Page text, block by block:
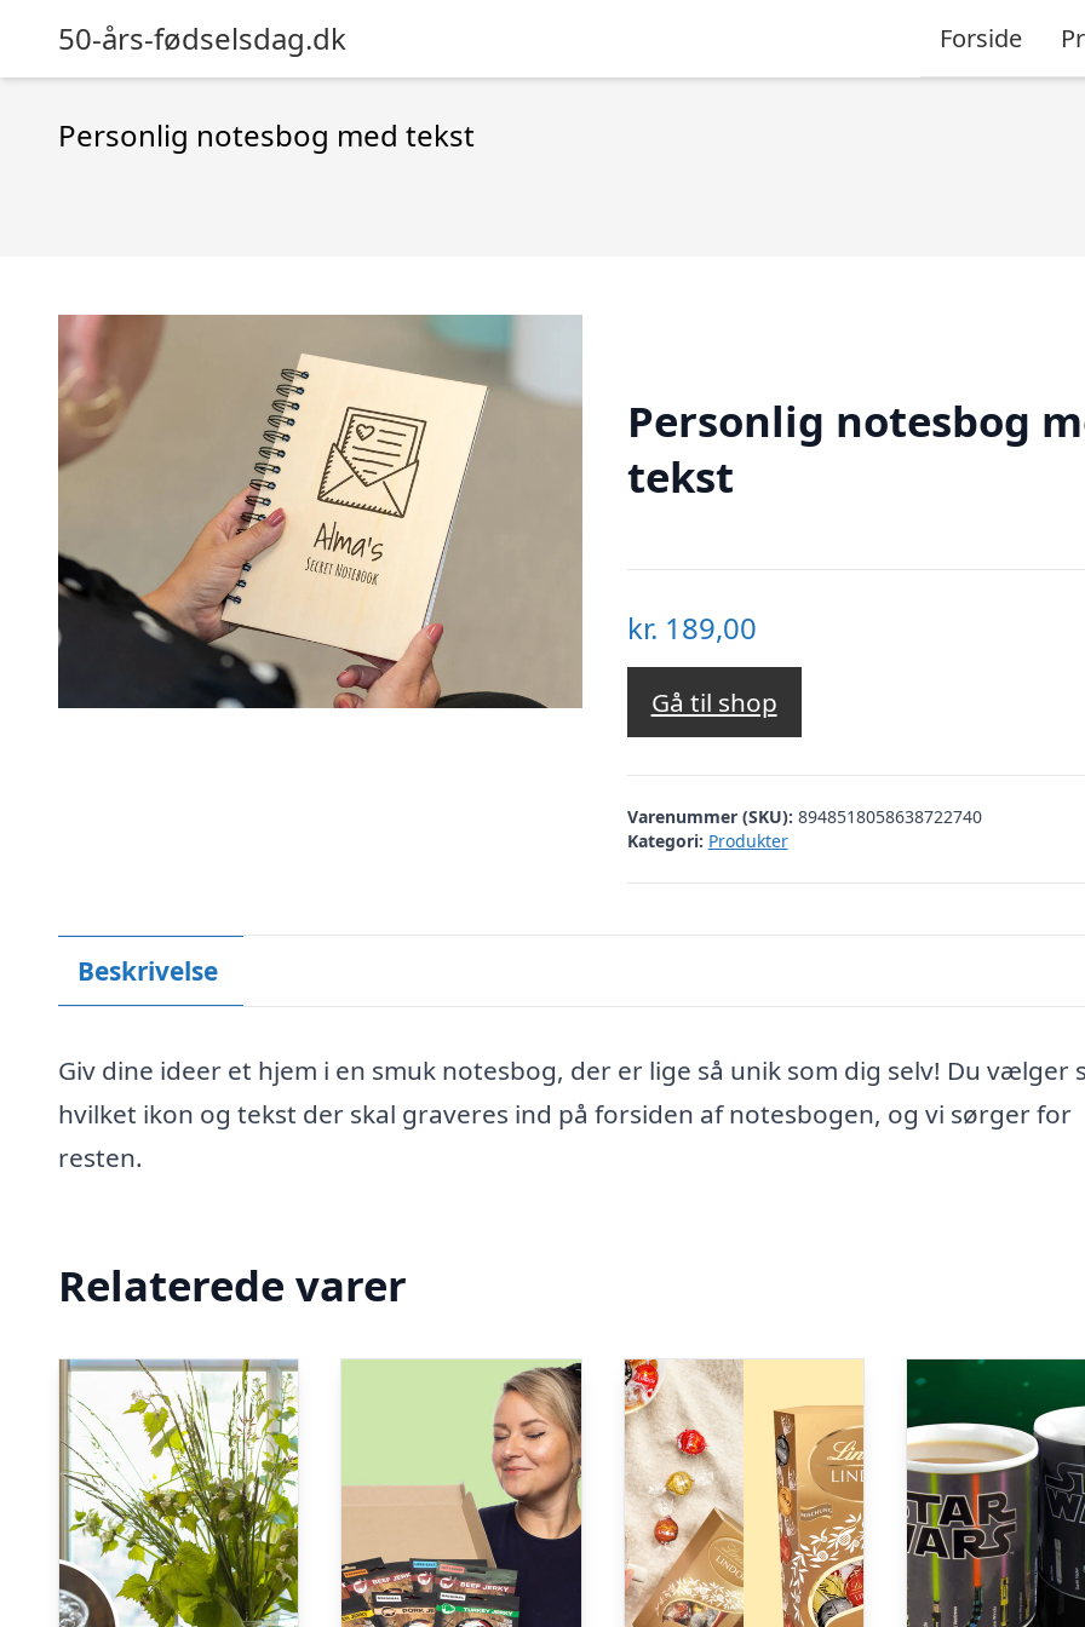
50-års-fødselsdag.dk Forside
Personlig notesbog med tekst
Personlig notesbog
tekst
kr. 189,00
Gå til shop
Varenummer (SKU): 8948518058638722740
Kategori: Produkter
Beskrivelse
Giv dine ideer et hjem i en smuk notesbog, der er lige så unik som dig selv! Du vælger
hvilket ikon og tekst der skal graveres ind på forsiden af notesbogen, og vi sørger for
resten.
Relaterede varer